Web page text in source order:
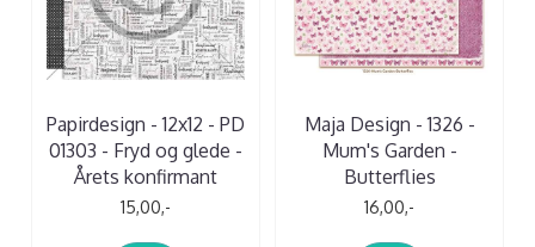
Papirdesign - 12x12 - PD
01303 - Fryd og glede -
Årets konfirmant
15,00,-
Maja Design - 1326 -
Mum's Garden -
Butterflies
16,00,-